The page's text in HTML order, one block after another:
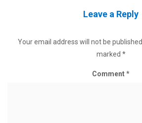
Leave a Reply
Your email address will not be published.
marked *
Comment*